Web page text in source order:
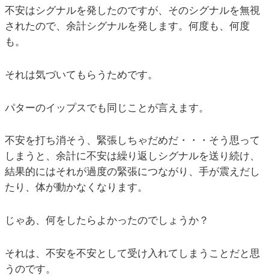
不安はシグナルを発したのですが、そのシグナルを無視
されたので、余計シグナルを発します。何度も、何度
も。
それは気づいてもらうためです。
パターのイップスでも同じことが言えます。
不安を打ち消そう、緊張しちゃだめだ・・・そう思って
しまうと、余計に不安は繰り返しシグナルを送り続け、
結果的にはそれが過度の緊張につながり、手が震えだし
たり、体が動かなくなります。
じゃあ、何をしたらよかったのでしょうか？
それは、不安を不安として受け入れてしまうことだと思
うのです。